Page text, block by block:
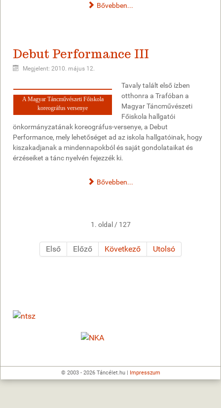
Bővebben...
Debut Performance III
Megjelent: 2010. május 12.
A Magyar Táncművészeti Főiskola
koreográfus versenye
Tavaly talált első ízben
otthonra a Trafóban a
Magyar Táncművészeti
Főiskola hallgatói
önkormányzatának koreográfus-versenye, a Debut
Performance, mely lehetőséget ad az iskola hallgatóinak, hogy
kiszakadjanak a mindennapokból és saját gondolataikat és
érzéseiket a tánc nyelvén fejezzék ki.
Bővebben...
1. oldal / 127
Első Előző Következő Utolsó
© 2003 - 2026 Táncélet.hu | Impresszum